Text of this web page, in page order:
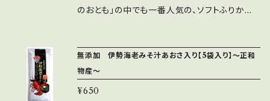
食品（植物油脂（大豆を含む））、 粉チーズ（デ
末、乳化剤、ふくらし粉、酸化防止剤（ビタミン
Ｅ）、ｐｈ調整剤、調味料（アミノ酸等）、香料、着
色料（パプリカ色素、アナトー）、 内容量：1箱80
のおとも」の中でも一番人気の、ソフトふりかけ
って手作りしています。 厳選素材・その壱【鹿児
島県山川産の本枯節】 ・・・本枯節の最高級品。
脂肪が少なくコクとうまみが上品でまろやかな
無添加 伊勢海老みそ汁あおさ入り【5袋入り】～正和
物産～
¥650